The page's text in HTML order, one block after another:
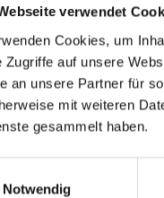
verwendet
Cookies, um
Zugriffe auf unsere
an unsere Partner für
mit weiteren
gesammelt haben.
Notwendig
und